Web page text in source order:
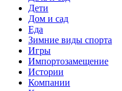
Дети
Дом и сад
Еда
Зимние виды спорта
Игры
Импортозамещение
Истории
Компании